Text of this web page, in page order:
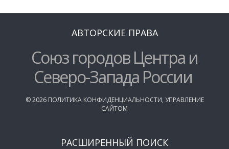
АВТОРСКИЕ ПРАВА
Союз городов Центра и
Северо-Запада России
©2026 ПОЛИТИКА КОНФИДЕНЦИАЛЬНОСТИ, УПРАВЛЕНИЕ
САЙТОМ
РАСШИРЕННЫЙ ПОИСК